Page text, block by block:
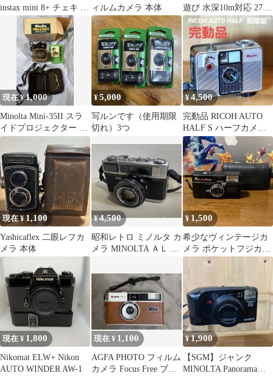
instax mini 8+ チェキ カ ィルムカメラ 本体
遊び 水深10m対応 27枚
撮 インスタントカメラ
①
現在 ¥1,000
Minolta Mini-35II スラ
イドプロジェクター 本
体
¥5,000
写ルンです（使用期限
切れ）3つ
¥4,500
完動品 RICOH AUTO
HALF S ハーフカメラ
25mm F2.8
現在 ¥1,100
Yashicaflex 二眼レフカ
メラ 本体
¥4,500
昭和レトロ ミノルタ カ
メラ MINOLTA ＡＬ 動
¥ 1,500
希少なヴィンテージカ
メラ ポケットフジカ
350フラッシュ ケース
付 現状
現在 ¥ 1,800
Nikomat ELW+ Nikon
AUTO WINDER AW-1
現在 ¥ 1,100
AGFA PHOTO フィルム
カメラ Focus Free ブラ
¥1,900
【SGM】ジャンク
MINOLTA Panorama